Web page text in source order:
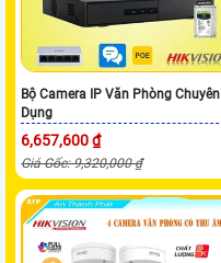
Bộ Camera IP Văn Phòng Chuyên
Dụng
6,657,600 ₫
Giá Gốc: 9,320,000 ₫